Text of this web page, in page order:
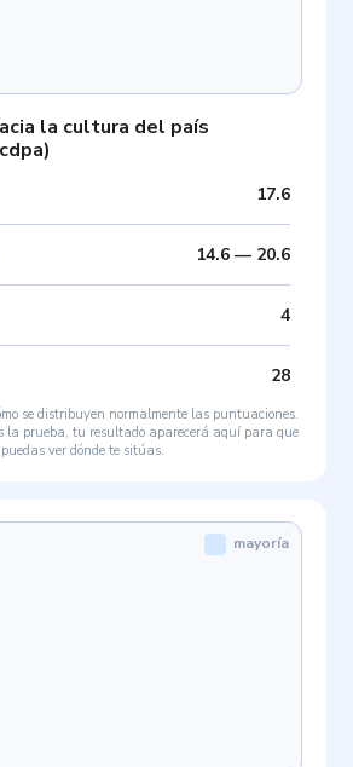
la cultura del país
)
17.6
14.6— 20.6
4
28
se distribuyen normalmente las puntuaciones.
la prueba, tu resultado aparecerá aquí para que
puedas ver dónde te sitúas.
mayoría